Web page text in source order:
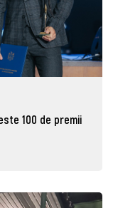
100 de premii